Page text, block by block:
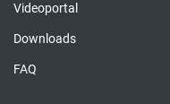
Videoportal
Downloads
FAQ